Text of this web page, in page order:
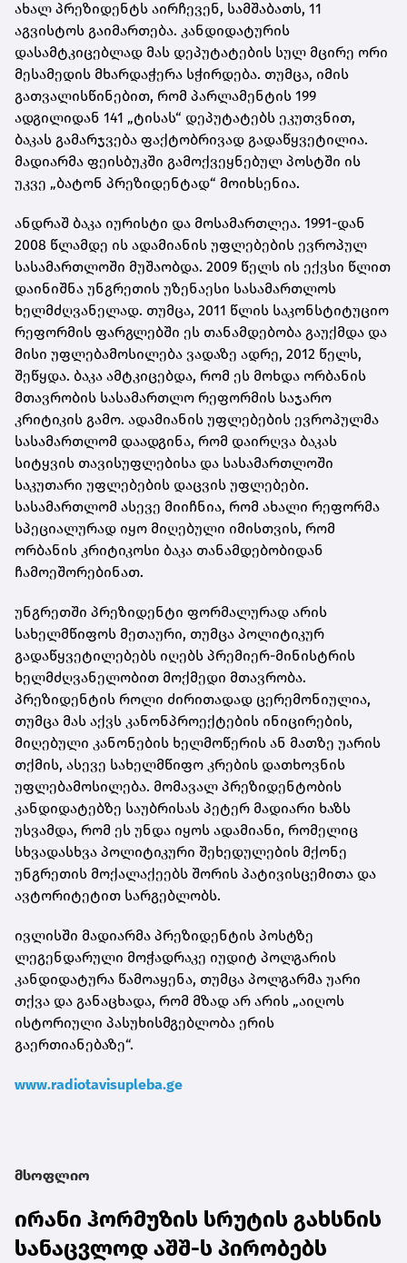
ახალ პრეზიდენტს აირჩევენ, სამშაბათს, 11
აგვისტოს გაიმართება. კანდიდატურის
დასამტკიცებლად მას დეპუტატების სულ მცირე ორი
მესამედის მხარდაჭერა სჭირდება. თუმცა, იმის
გათვალისწინებით, რომ პარლამენტის 199
ადგილიდან 141 „ტისას“ დეპუტატებს ეკუთვნით,
ბაკას გამარჯვება ფაქტობრივად გადაწყვეტილია.
მადიარმა ფეისბუკში გამოქვეყნებულ პოსტში ის
უკვე „ბატონ პრეზიდენტად“ მოიხსენია.
ანდრაშ ბაკა იურისტი და მოსამართლეა. 1991-დან
2008 წლამდე ის ადამიანის უფლებების ევროპულ
სასამართლოში მუშაობდა. 2009 წელს ის ექვსი წლით
დაინიშნა უნგრეთის უზენაესი სასამართლოს
ხელმძღვანელად. თუმცა, 2011 წლის საკონსტიტუციო
რეფორმის ფარგლებში ეს თანამდებობა გაუქმდა და
მისი უფლებამოსილება ვადაზე ადრე, 2012 წელს,
შეწყდა. ბაკა ამტკიცებდა, რომ ეს მოხდა ორბანის
მთავრობის სასამართლო რეფორმის საჯარო
კრიტიკის გამო. ადამიანის უფლებების ევროპულმა
სასამართლომ დაადგინა, რომ დაირღვა ბაკას
სიტყვის თავისუფლებისა და სასამართლოში
საკუთარი უფლებების დაცვის უფლებები.
სასამართლომ ასევე მიიჩნია, რომ ახალი რეფორმა
სპეციალურად იყო მიღებული იმისთვის, რომ
ორბანის კრიტიკოსი ბაკა თანამდებობიდან
ჩამოეშორებინათ.
უნგრეთში პრეზიდენტი ფორმალურად არის
სახელმწიფოს მეთაური, თუმცა პოლიტიკურ
გადაწყვეტილებებს იღებს პრემიერ-მინისტრის
ხელმძღვანელობით მოქმედი მთავრობა.
პრეზიდენტის როლი ძირითადად ცერემონიულია,
თუმცა მას აქვს კანონპროექტების ინიცირების,
მიღებული კანონების ხელმოწერის ან მათზე უარის
თქმის, ასევე სახელმწიფო კრების დათხოვნის
უფლებამოსილება. მომავალ პრეზიდენტობის
კანდიდატებზე საუბრისას პეტერ მადიარი ხაზს
უსვამდა, რომ ეს უნდა იყოს ადამიანი, რომელიც
სხვადასხვა პოლიტიკური შეხედულების მქონე
უნგრეთის მოქალაქეებს შორის პატივისცემითა და
ავტორიტეტით სარგებლობს.
ივლისში მადიარმა პრეზიდენტის პოსტზე
ლეგენდარული მოჭადრაკე იუდიტ პოლგარის
კანდიდატურა წამოაყენა, თუმცა პოლგარმა უარი
თქვა და განაცხადა, რომ მზად არ არის „აიღოს
ისტორიული პასუხისმგებლობა ერის
გაერთიანებაზე“.
www.radiotavisupleba.ge
მსოფლიო
ირანი ჰორმუზის სრუტის გახსნის
სანაცვლოდ აშშ-ს პირობებს